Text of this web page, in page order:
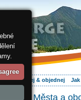
Hledej & objednej
> Města a